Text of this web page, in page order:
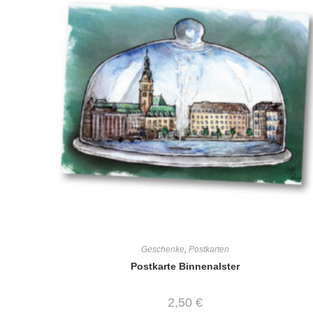
Geschenke,Postkarten
Postkarte Binnenalster
2,50€